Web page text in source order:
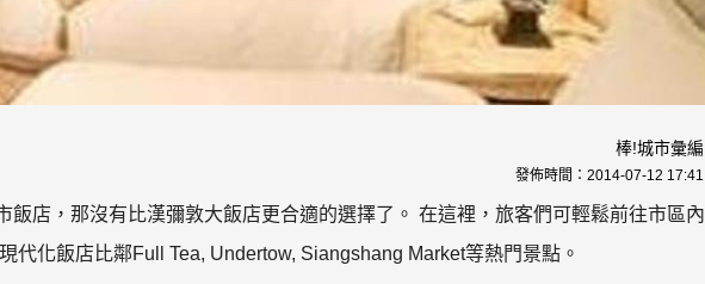
棒!城市彙編
發佈時間： 2014-07-12 17:41
飯店，那沒有比漢彌敦大飯店更合適的選擇了。 在這裡，旅客們可輕鬆前往市區內
代化飯店比鄰Full Tea, Undertow, Siangshang Market等熱門景點。